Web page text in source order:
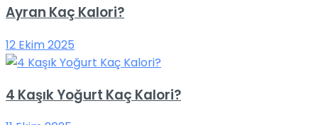
Ayran Kaç Kalori?
12 Ekim 2025
4 Kaşık Yoğurt Kaç Kalori?